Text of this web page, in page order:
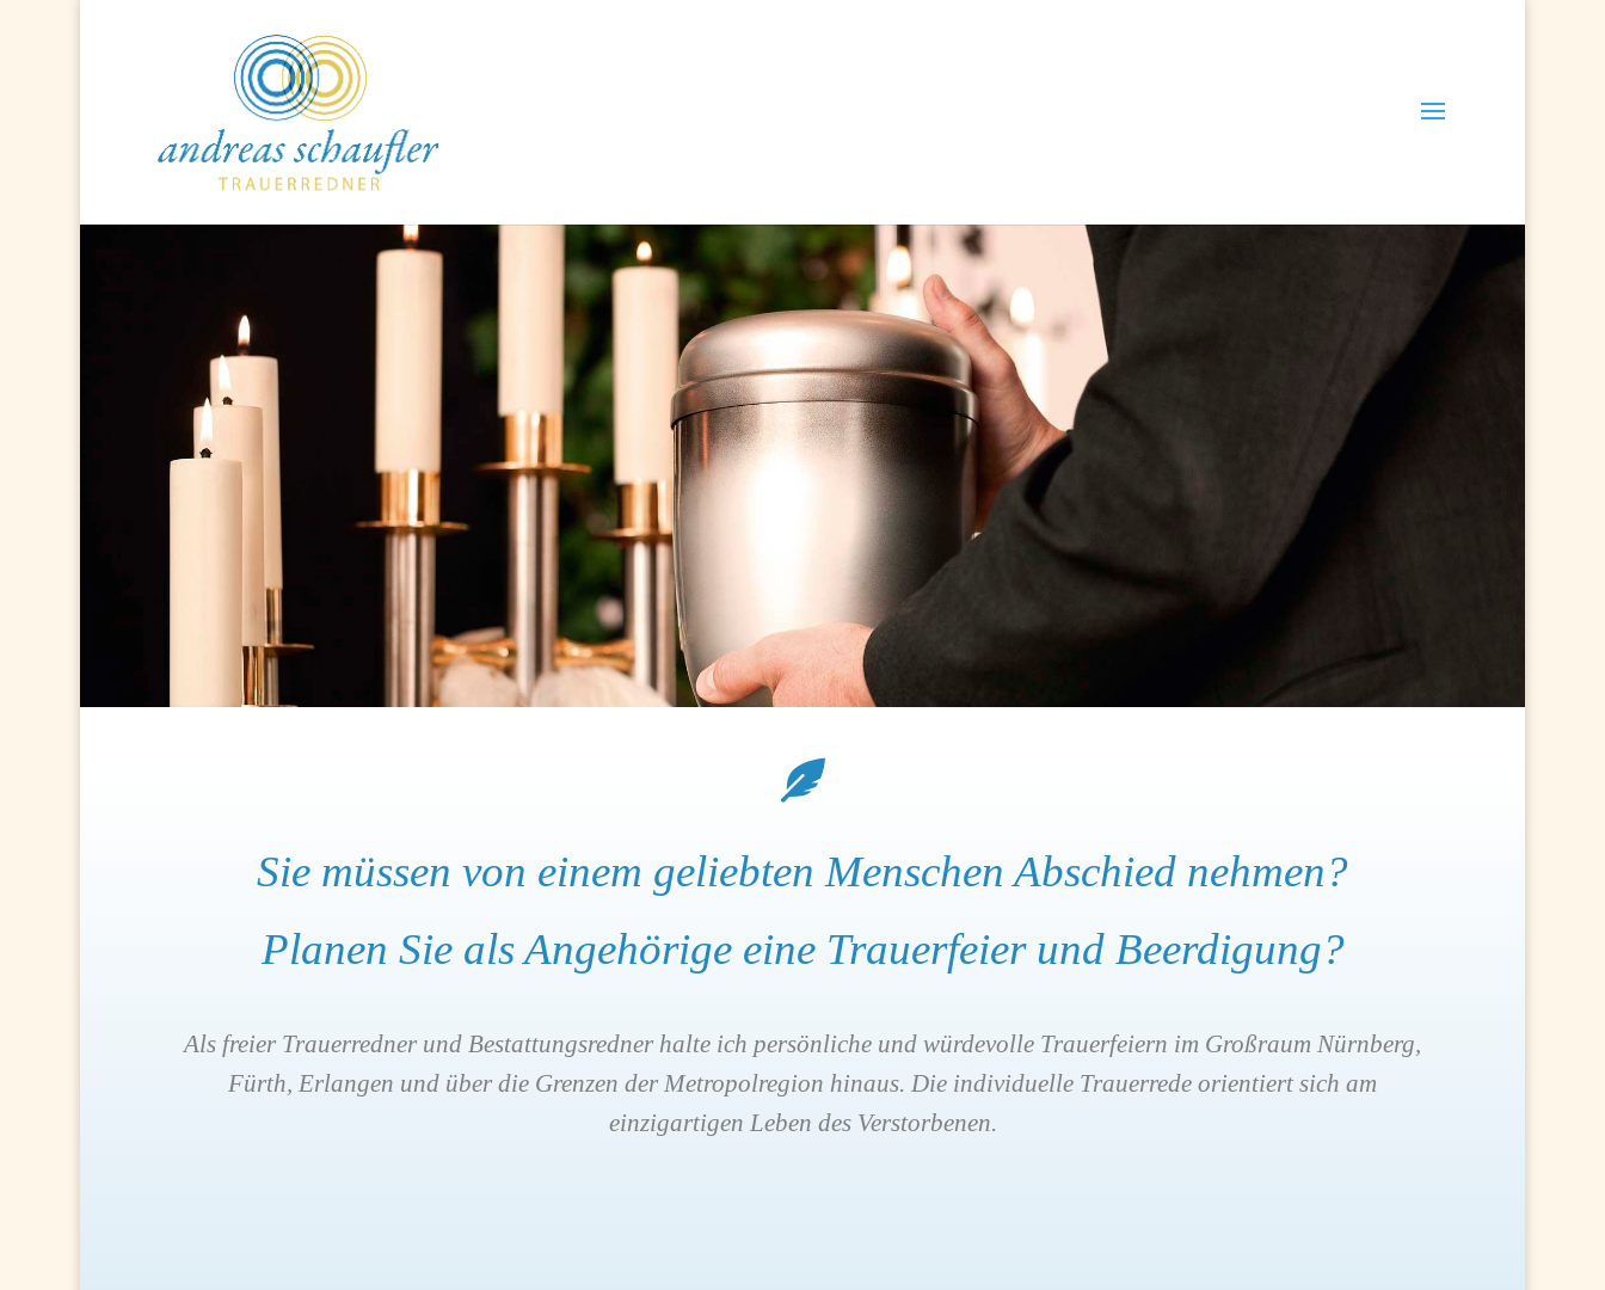

Sie müssen von einem geliebten Menschen Abschied nehmen?
Planen Sie als Angehörige eine Trauerfeier und Beerdigung?
Als freier Trauerredner und Bestattungsredner halte ich persönliche und würdevolle Trauerfeiern im Großraum Nürnberg,
Fürth, Erlangen und über die Grenzen der Metropolregion hinaus. Die individuelle Trauerrede orientiert sich am
einzigartigen Leben des Verstorbenen.